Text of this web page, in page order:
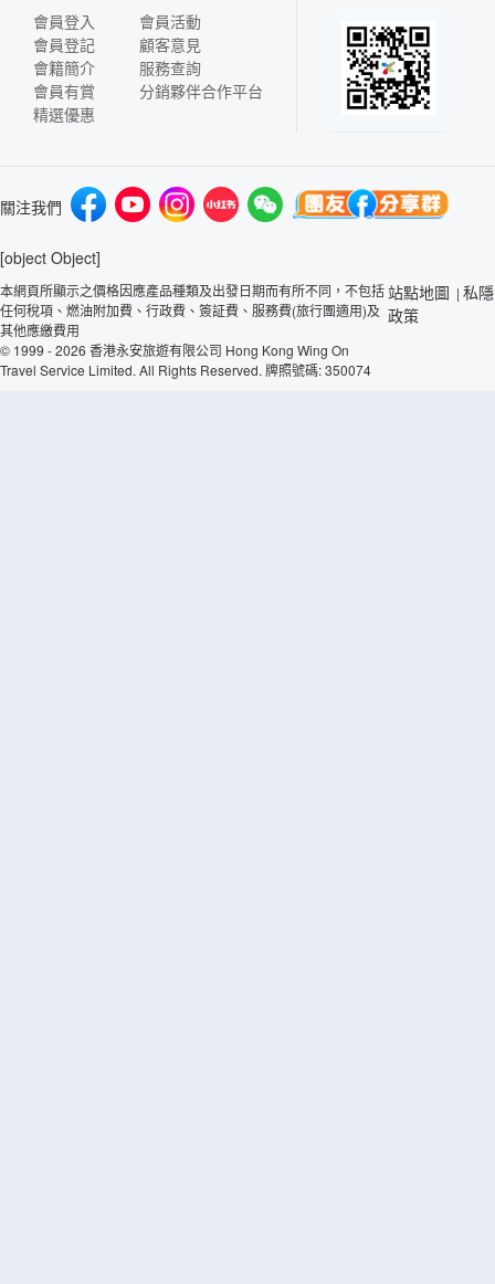
會員登入
會員登記
會籍簡介
會員有賞
精選優惠
會員活動
顧客意見
服務查詢
分銷夥伴合作平台
關注我們
[object Object]
本網頁所顯示之價格因應產品種類及出發日期而有所不同，不包括
任何稅項、燃油附加費、行政費、簽証費、服務費(旅行團適用)及
其他應繳費用
© 1999 - 2026 香港永安旅遊有限公司 Hong Kong Wing On
Travel Service Limited. All Rights Reserved. 牌照號碼: 350074
站點地圖 | 私隱
政策